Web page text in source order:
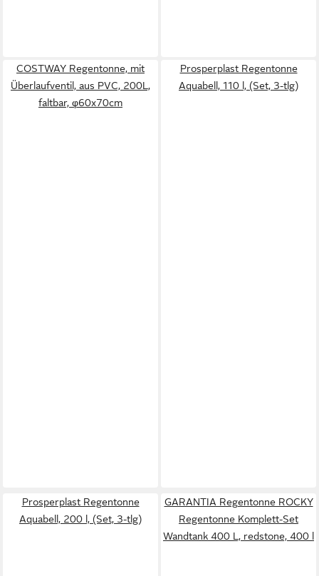
COSTWAY Regentonne, mit
Überlaufventil, aus PVC, 200L,
faltbar, φ60x70cm
Prosperplast Regentonne
Aquabell, 110 l, (Set, 3-tlg)
Prosperplast Regentonne
Aquabell, 200 l, (Set, 3-tlg)
GARANTIA Regentonne ROCKY
Regentonne Komplett-Set
Wandtank 400 L, redstone, 400 l